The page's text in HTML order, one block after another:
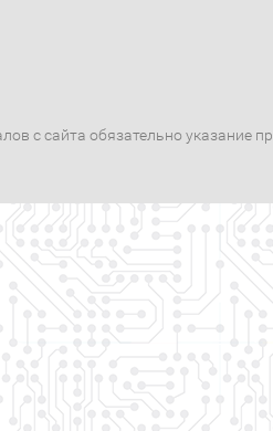
с сайта обязательно указание